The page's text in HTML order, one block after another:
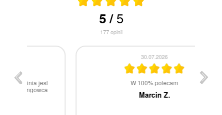
5/5
177opinii
W 100% polecam